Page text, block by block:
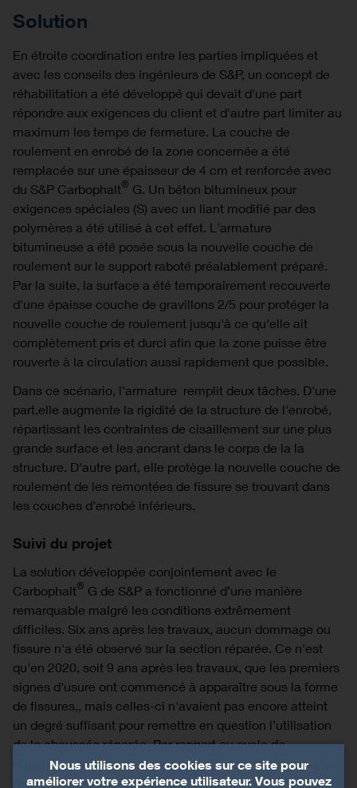
Solution
En étroite coordination entre les parties impliquées et
avec les conseils des ingénieurs de S&P, un concept de
réhabilitation a été développé qui devait d'une part
répondre aux exigences du client et d'autre part limiter au
maximum les temps de fermeture. La couche de
roulement en enrobé de la zone concernée a été
remplacée sur une épaisseur de 4 cm et renforcée avec
du S&P Carbophalt® G. Un béton bitumineux pour
exigences spéciales (S) avec un liant modifié par des
polymères a été utilisé à cet effet. L'armature
bitumineuse a été posée sous la nouvelle couche de
roulement sur le support raboté préalablement préparé.
Par la suite, la surface a été temporairement recouverte
d'une épaisse couche de gravillons 2/5 pour protéger la
nouvelle couche de roulement jusqu'à ce qu'elle ait
complètement pris et durci afin que la zone puisse être
rouverte à la circulation aussi rapidement que possible.
Dans ce scénario, l'armature remplit deux tâches. D'une
part,elle augmente la rigidité de la structure de l'enrobé,
répartissant les contraintes de cisaillement sur une plus
grande surface et les ancrant dans le corps de la la
structure. D'autre part, elle protège la nouvelle couche de
roulement de les remontées de fissure se trouvant dans
les couches d’enrobé inférieurs.
Suivi du projet
La solution développée conjointement avec le
Carbophalt® G de S&P a fonctionné d’une manière
remarquable malgré les conditions extrêmement
difficiles. Six ans après les travaux, aucun dommage ou
fissure n'a été observé sur la section réparée. Ce n'est
qu'en 2020, soit 9 ans après les travaux, que les premiers
signes d'usure ont commencé à apparaître sous la forme
de fissures,, mais celles-ci n'avaient pas encore atteint
un degré suffisant pour remettre en question l’utilisation
de la chaussée réparée. Par rapport au cycle de
réparation annuel requis auparavant, cela signifie que la
durée de vie du revêtement en a pu être multipliée au
Nous utilisons des cookies sur ce site pour
améliorer votre expérience utilisateur. Vous pouvez